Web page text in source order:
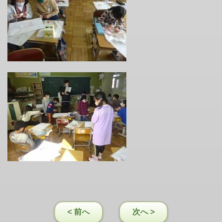
< 前へ 次へ >